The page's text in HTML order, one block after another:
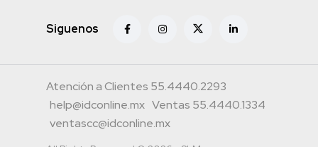
Siguenos
Atención a Clientes 55.4440.2293
help@idconline.mx Ventas 55.4440.1334
ventascc@idconline.mx